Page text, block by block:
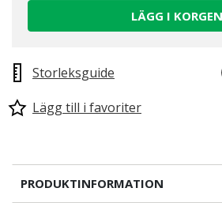
LÄGG I KORGEN
Storleksguide
Lägg till i favoriter
PRODUKTINFORMATION